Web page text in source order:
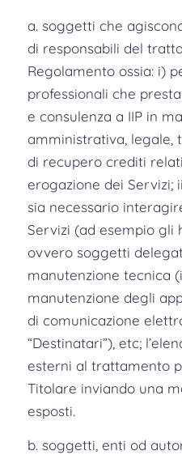
a. soggetti che
di responsabili del
Regolamento ossia: i)
professionali che
e consulenza a IIP in
amministrativa, legale,
di recupero crediti
erogazione dei Servizi;
sia necessario
Servizi (ad esempio gli
ovvero soggetti
manutenzione tecnica
manutenzione degli
di comunicazione
“Destinatari”), etc;
esterni al trattamento
Titolare inviando una
esposti.
b. soggetti, enti od